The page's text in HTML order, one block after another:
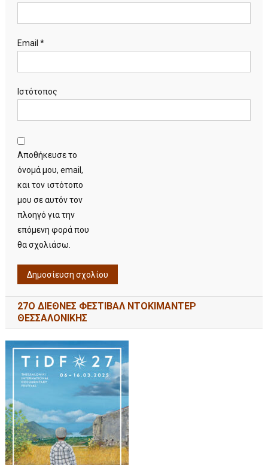
Email *
Ιστότοπος
Αποθήκευσε το
όνομά μου, email,
και τον ιστότοπο
μου σε αυτόν τον
πλοηγό για την
επόμενη φορά που
θα σχολιάσω.
27Ο ΔΙΕΘΝΕΣ ΦΕΣΤΙΒΑΛ ΝΤΟΚΙΜΑΝΤΕΡ
ΘΕΣΣΑΛΟΝΙΚΗΣ